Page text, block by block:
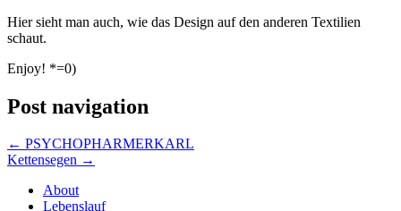
Hier sieht man auch, wie das Design auf den anderen Textilien
schaut.
Enjoy! *=0)
Post navigation
← PSYCHOPHARMERKARL
Kettensegen →
About
Lebenslauf